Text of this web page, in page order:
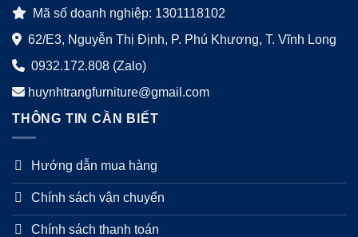
Mã số doanh nghiệp: 1301118102
62/E3, Nguyễn Thị Định, P. Phú Khương, T. Vĩnh Long
0932.172.808 (Zalo)
huynhtrangfurniture@gmail.com
THÔNG TIN CẦN BIẾT
Hướng dẫn mua hàng
Chính sách vận chuyển
Chính sách thanh toán